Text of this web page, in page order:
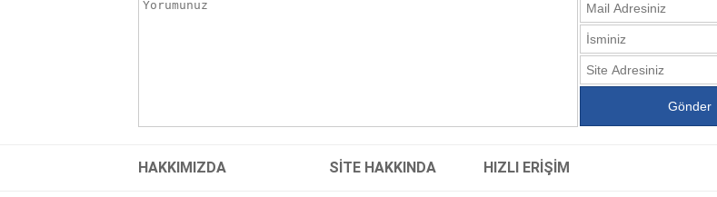
HAKKIMIZDA SİTE HAKKINDA HIZLI ERİŞİM